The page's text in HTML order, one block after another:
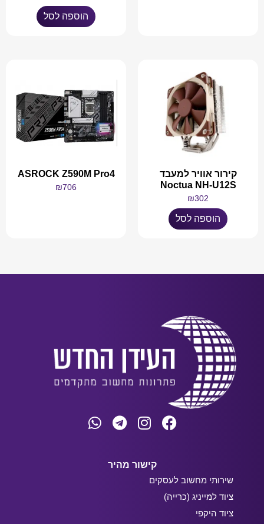
הוספה לסל
קירור אוויר למעבד
Noctua NH-U12S
₪302
הוספה לסל
ASROCK Z590M Pro4
₪706
קישור מהיר
שירותי מחשוב לעסקים
ציוד למייניג (כרייה)
ציוד היקפי